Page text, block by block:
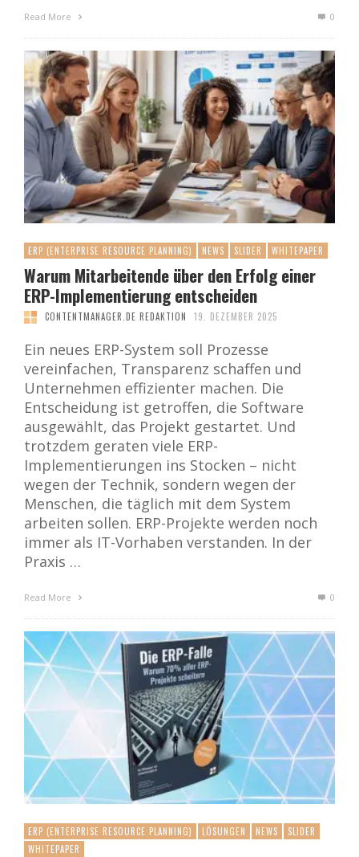
Read More 0
ERP (ENTERPRISE RESOURCE PLANNING) NEWS SLIDER WHITEPAPER
Warum Mitarbeitende über den Erfolg einer
ERP-Implementierung entscheiden
CONTENTMANAGER.DE REDAKTION 19. DEZEMBER 2025
Ein neues ERP-System soll Prozesse
vereinfachen, Transparenz schaffen und
Unternehmen effizienter machen. Die
Entscheidung ist getroffen, die Software
ausgewählt, das Projekt gestartet. Und
trotzdem geraten viele ERP-
Implementierungen ins Stocken – nicht
wegen der Technik, sondern wegen der
Menschen, die täglich mit dem System
arbeiten sollen. ERP-Projekte werden noch
immer als IT-Vorhaben verstanden. In der
Praxis …
Read More 0
ERP (ENTERPRISE RESOURCE PLANNING) LÖSUNGEN NEWS
SLIDER
WHITEPAPER